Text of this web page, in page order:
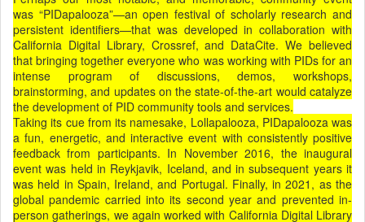
was “PIDapalooza”—an open festival of scholarly research and
persistent identifiers—that was developed in collaboration with
California Digital Library, Crossref, and DataCite. We believed
that bringing together everyone who was working with PIDs for an
intense program of discussions, demos, workshops,
brainstorming, and updates on the state-of-the-art would catalyze
the development of PID community tools and services.
Taking its cue from its namesake, Lollapalooza, PIDapalooza was
a fun, energetic, and interactive event with consistently positive
feedback from participants. In November 2016, the inaugural
event was held in Reykjavik, Iceland, and in subsequent years it
was held in Spain, Ireland, and Portugal. Finally, in 2021, as the
global pandemic carried into its second year and prevented in-
person gatherings, we again worked with California Digital Library